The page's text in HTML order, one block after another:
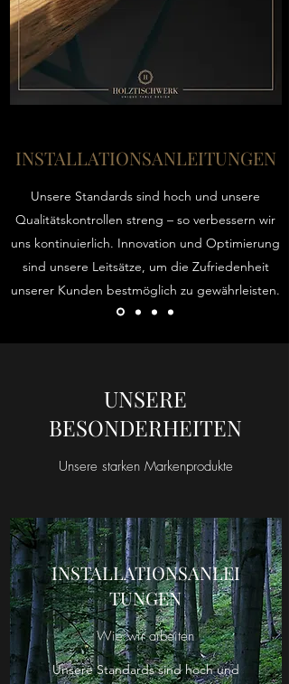
INSTALLATIONSANLEITUNGEN
Unsere Standards sind hoch und unsere
Qualitätskontrollen streng – so verbessern wir
uns kontinuierlich. Innovation und Optimierung
sind unsere Leitsätze, um die Zufriedenheit
unserer Kunden bestmöglich zu gewährleisten.
UNSERE
BESONDERHEITEN
Unsere starken Markenprodukte
INSTALLATIONSANLEI
TUNGEN
Wie wir arbeiten
Unsere Standards sind hoch und